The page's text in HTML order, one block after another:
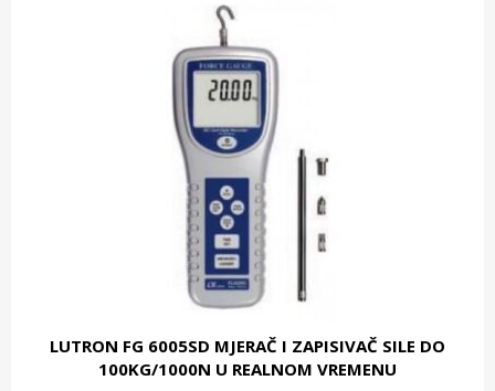
LUTRON FG 6005SD MJERAČ I ZAPISIVAČ SILE DO
100KG/1000N U REALNOM VREMENU